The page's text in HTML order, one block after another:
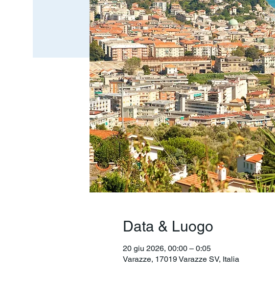
Data & Luogo
20 giu 2026, 00:00 – 0:05
Varazze, 17019 Varazze SV, Italia